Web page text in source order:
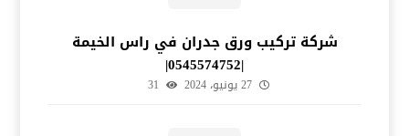
شركة تركيب ورق جدران في راس الخيمة
|0545574752|
27 يونيو، 2024 31